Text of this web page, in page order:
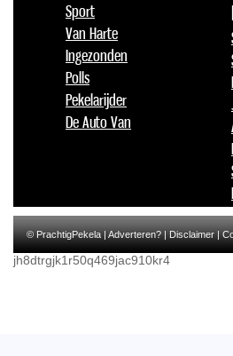
Sport
Van Harte
Ingezonden
Polls
Pekelarijder
De Auto Van
© PrachtigPekela |Adverteren?|Disclaimer|
jh8dtrgjk1r50q469jac910kr4